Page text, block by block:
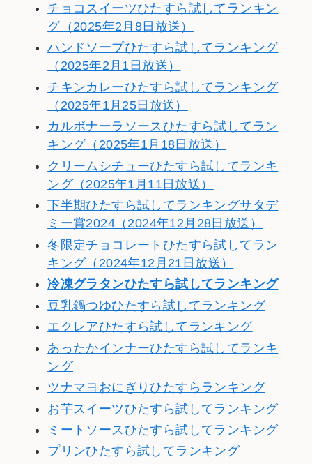
チョコスイーツひたすら試してランキン
グ（2025年2月8日放送）
ハンドソープひたすら試してランキング
（2025年2月1日放送）
チキンカレーひたすら試してランキング
（2025年1月25日放送）
カルボナーラソースひたすら試してラン
キング（2025年1月18日放送）
クリームシチューひたすら試してランキ
ング（2025年1月11日放送）
下半期ひたすら試してランキングサタデ
ミー賞2024（2024年12月28日放送）
冬限定チョコレートひたすら試してラン
キング（2024年12月21日放送）
冷凍グラタンひたすら試してランキング
豆乳鍋つゆひたすら試してランキング
エクレアひたすら試してランキング
あったかインナーひたすら試してランキ
ング
ツナマヨおにぎりひたすらランキング
お芋スイーツひたすら試してランキング
ミートソースひたすら試してランキング
プリンひたすら試してランキング